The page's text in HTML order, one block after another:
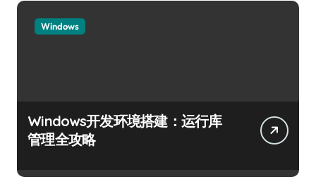
Windows
Windows开发环境搭建：运行库
管理全攻略